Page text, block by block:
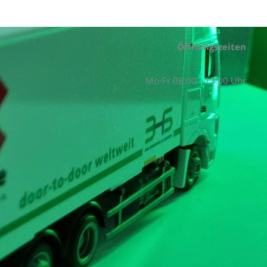
Öffnungszeiten
Mo-Fr 08:00 - 17:00 Uhr